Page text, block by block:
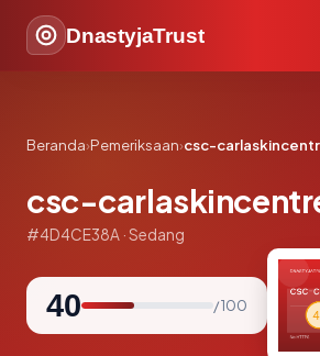
DnastyjaTrust
Beranda›Pemeriksaan›csc-
csc-
#4D4CE38A · Sedang
40 / 100